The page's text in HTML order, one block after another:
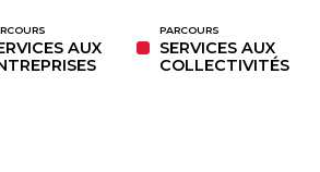
AUX
PARCOURS
SERVICES AUX
COLLECTIVITÉS